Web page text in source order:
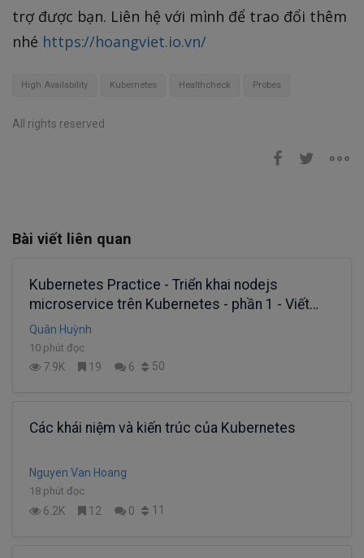
trợ được bạn. Liên hệ với mình để trao đổi thêm
nhé https://hoangviet.io.vn/
High Availability Kubernetes Healthcheck Probes
All rights reserved
Bài viết liên quan
Kubernetes Practice - Triển khai nodejs
microservice trên Kubernetes - phần 1 - Viết
config
Quân Huỳnh
10 phút đọc
7.9K 19 6 50
Các khái niệm và kiến ​​trúc của Kubernetes
Nguyen Van Hoang
18 phút đọc
6.2K 12 0 11